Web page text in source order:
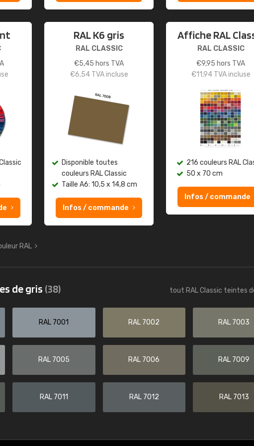
RAL K6 gris
RAL CLASSIC
€5,45 hors TVA
€6,54TVA incluse
Disponible toutes
couleurs RAL Classic
Taille A6: 10,5 x 14,8 cm
Infos / commande
Affiche RAL
RAL CLASSIC
€9,95 hors TVA
€11,94TVA incluse
216 couleurs RAL
50 x 70 cm
Infos / commande
RAL
de gris (38) tout RAL Classic teintes
RAL 7001 RAL 7002 RAL 7003
RAL 7005 RAL 7006 RAL 7009
RAL 7011 RAL 7012 RAL 7013